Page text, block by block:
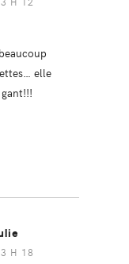
elle
H 18